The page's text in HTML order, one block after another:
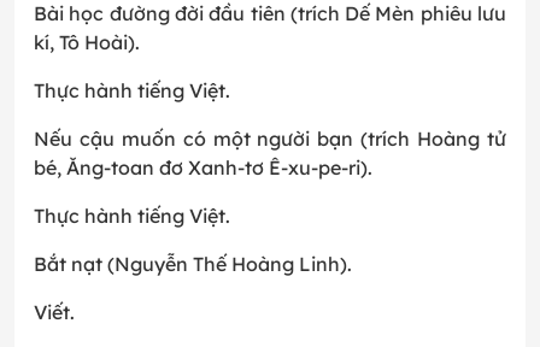
Bài học đường đời đầu tiên (trích Dế Mèn phiêu lưu
kí, Tô Hoài).
Thực hành tiếng Việt.
Nếu cậu muốn có một người bạn (trích Hoàng tử
bé, Ăng-toan đơ Xanh-tơ Ê-xu-pe-ri).
Thực hành tiếng Việt.
Bắt nạt (Nguyễn Thế Hoàng Linh).
Viết.